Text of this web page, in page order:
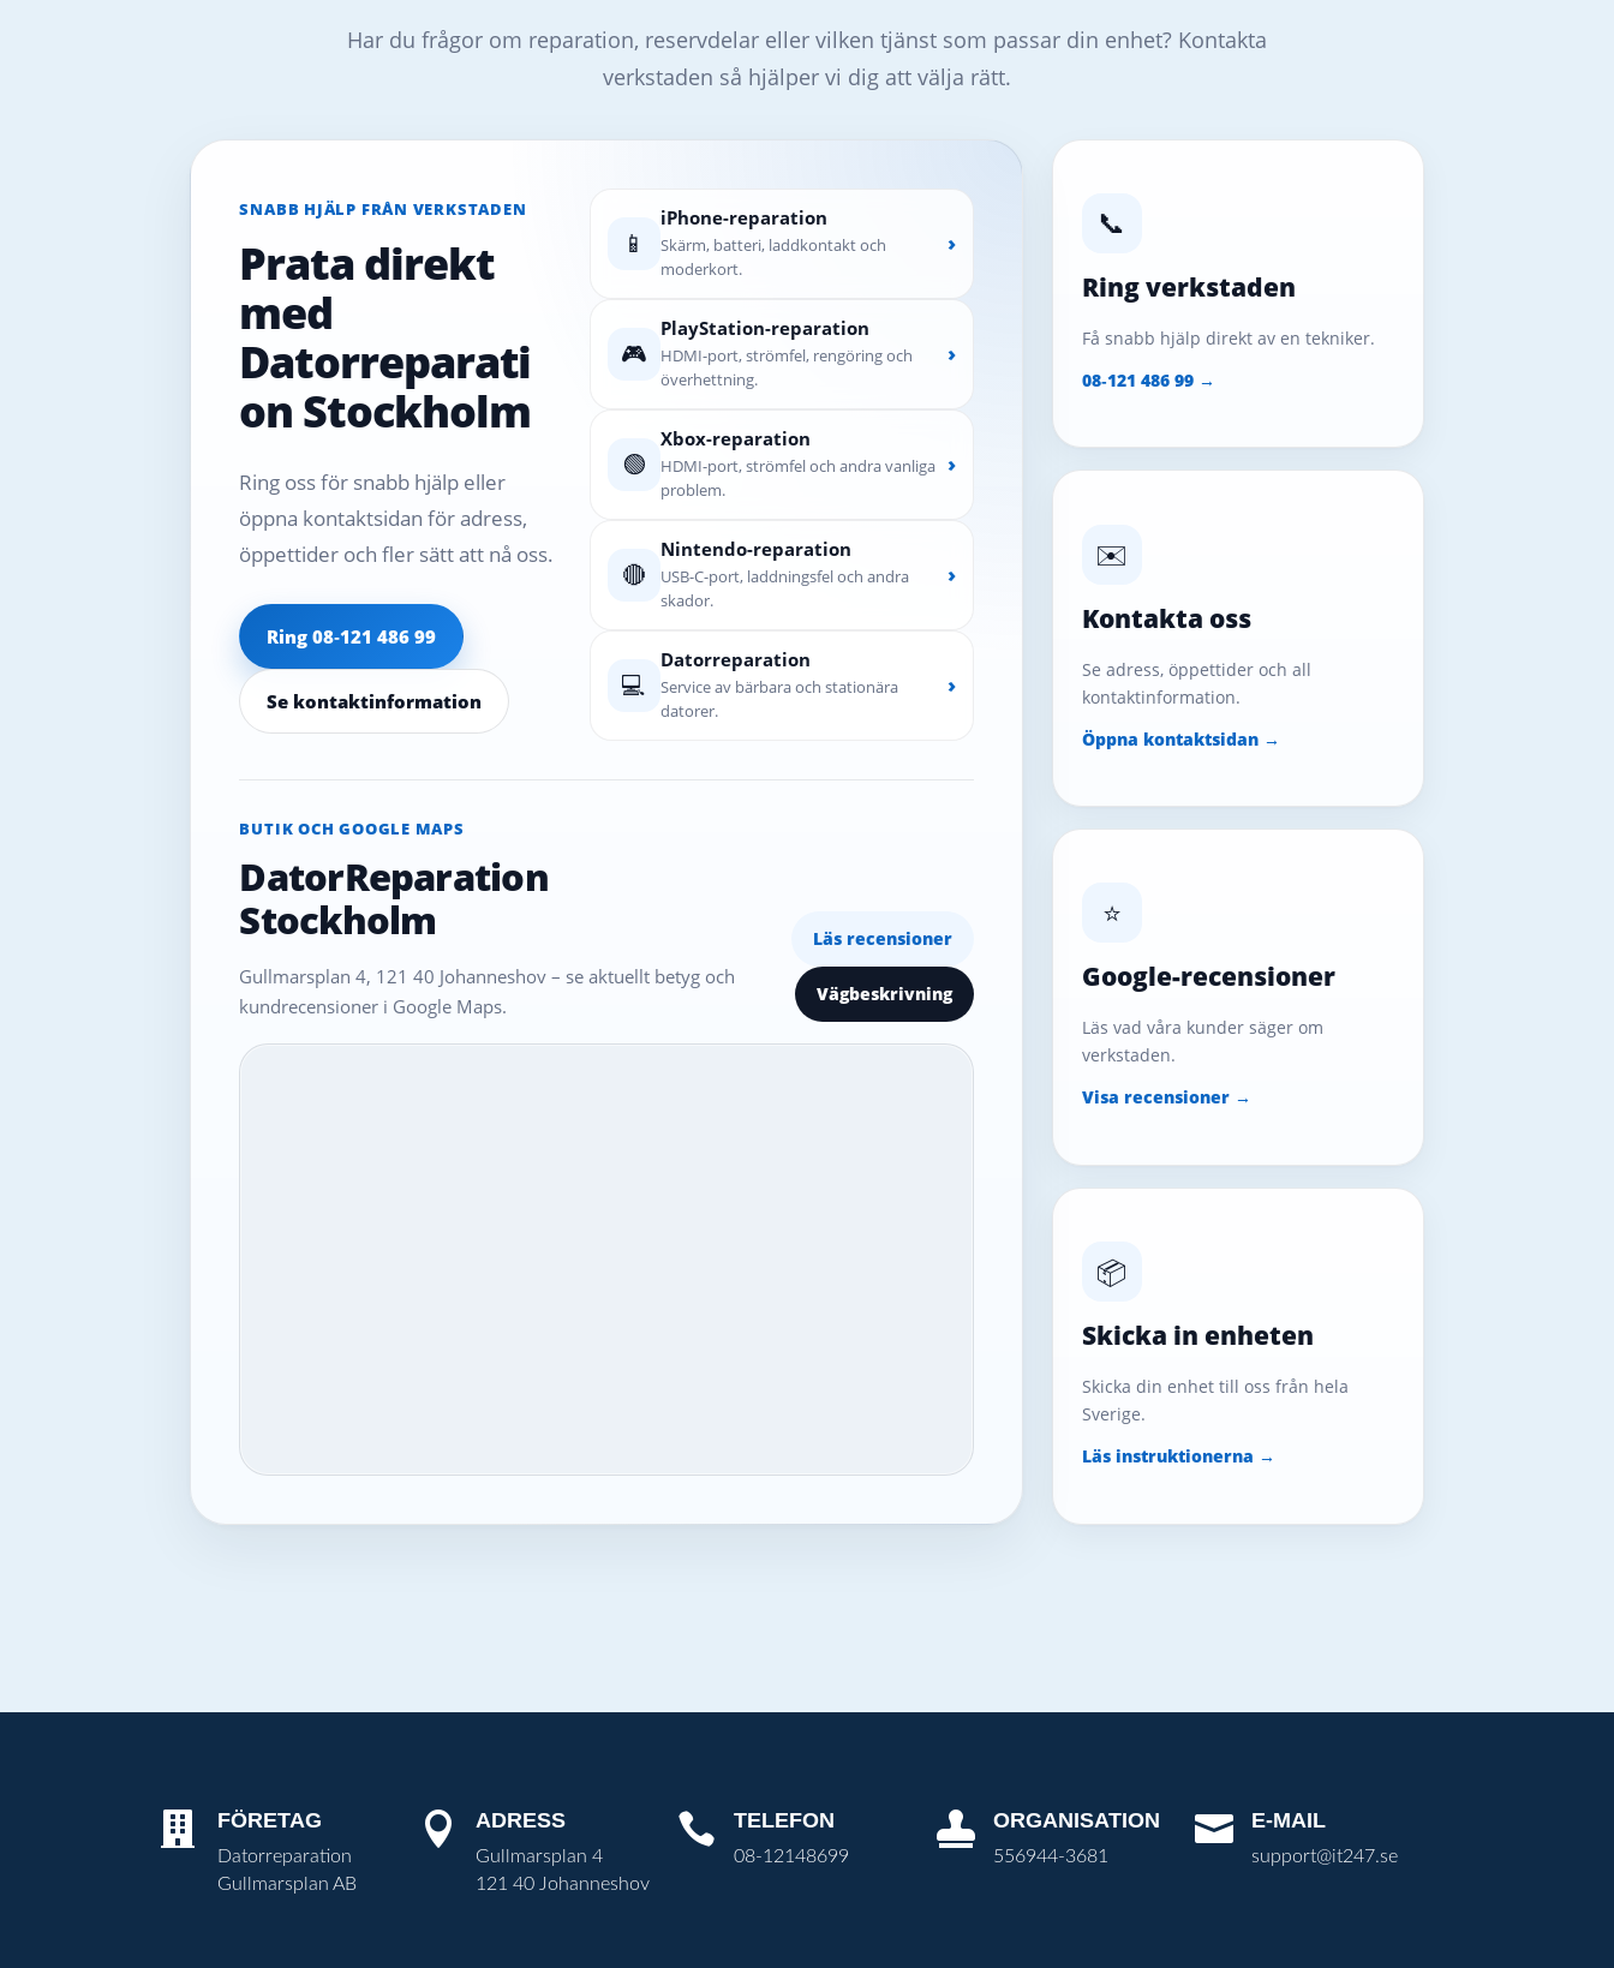
Har du frågor om reparation, reservdelar eller vilken tjänst som passar din enhet? Kontakta
verkstaden så hjälper vi dig att välja rätt.
SNABB HJÄLP FRÅN VERKSTADEN
Prata direkt
med
Datorreparati
on Stockholm
Ring oss för snabb hjälp eller
öppna kontaktsidan för adress,
öppettider och fler sätt att nå oss.
Ring 08‑121 486 99
Se kontaktinformation
📱
iPhone-reparation
Skärm, batteri, laddkontakt och
moderkort.
›
🎮
PlayStation-reparation
HDMI-port, strömfel, rengöring och
överhettning.
›
🟢
Xbox-reparation
HDMI-port, strömfel och andra vanliga
problem.
›
🔴
Nintendo-reparation
USB-C-port, laddningsfel och andra
skador.
›
💻
Datorreparation
Service av bärbara och stationära
datorer.
›
BUTIK OCH GOOGLE MAPS
DatorReparation
Stockholm
Gullmarsplan 4, 121 40 Johanneshov – se aktuellt betyg och
kundrecensioner i Google Maps.
Läs recensioner
Vägbeskrivning
📞
Ring verkstaden
Få snabb hjälp direkt av en tekniker.
08‑121 486 99 →
✉️
Kontakta oss
Se adress, öppettider och all
kontaktinformation.
Öppna kontaktsidan →
⭐
Google-recensioner
Läs vad våra kunder säger om
verkstaden.
Visa recensioner →
📦
Skicka in enheten
Skicka din enhet till oss från hela
Sverige.
Läs instruktionerna →
 FÖRETAG
Datorreparation
Gullmarsplan AB
 ADRESS
Gullmarsplan 4
121 40 Johanneshov
 TELEFON
08-12148699
 ORGANISATION
556944-3681
 E-MAIL
support@it247.se